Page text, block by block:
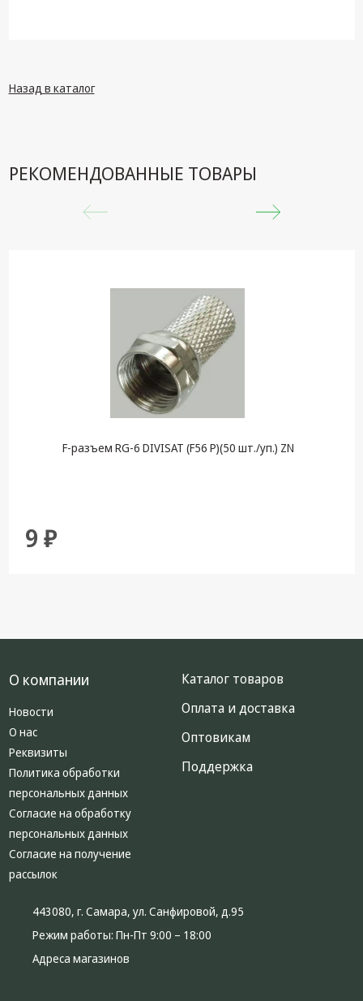
Назад в каталог
РЕКОМЕНДОВАННЫЕ ТОВАРЫ
F-разъем RG-6 DIVISAT (F56 P)(50 шт./уп.) ZN
9 ₽
О компании
Новости
О нас
Реквизиты
Политика обработки
персональных данных
Согласие на обработку
персональных данных
Согласие на получение
рассылок
Каталог товаров
Оплата и доставка
Оптовикам
Поддержка
443080, г. Самара, ул. Санфировой, д.95
Режим работы: Пн-Пт 9:00 – 18:00
Адреса магазинов